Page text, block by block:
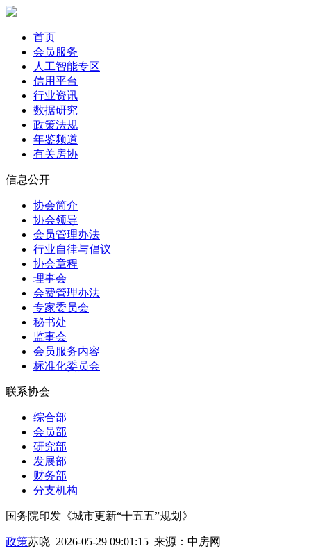
首页
会员服务
人工智能专区
信用平台
行业资讯
数据研究
政策法规
年鉴频道
有关房协
信息公开
协会简介
协会领导
会员管理办法
行业自律与倡议
协会章程
理事会
会费管理办法
专家委员会
秘书处
监事会
会员服务内容
标准化委员会
联系协会
综合部
会员部
研究部
发展部
财务部
分支机构
国务院印发《城市更新“十五五”规划》
政策苏晓 2026-05-29 09:01:15 来源： 中房网